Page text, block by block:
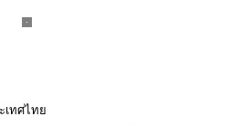
เทศไทย